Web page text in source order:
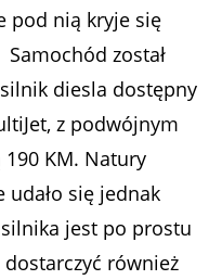
pod nią kryje się
został
diesla dostępny
z podwójnym
KM. Natury
się jednak
jest po prostu
dostarczyć również